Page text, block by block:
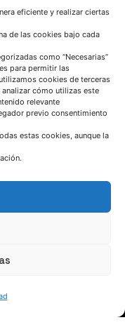
eficiente y realizar ciertas
de las cookies bajo cada
como “Necesarias”
para permitir las
cookies de terceras
cómo utilizas este
relevante
previo consentimiento
estas cookies, aunque la